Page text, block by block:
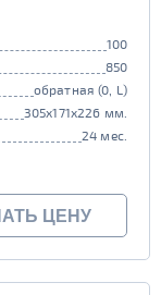
100
850
обратная (0, L)
305x171x226 мм.
24 мес.
ЦЕНУ